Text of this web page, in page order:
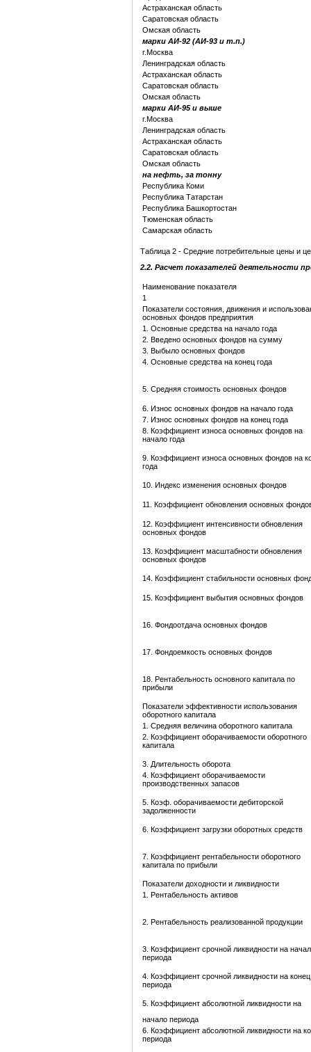
Астраханская область
Саратовская область
Омская область
марки АИ-92 (АИ-93 и т.п.)
г.Москва
Ленинградская область
Астраханская область
Саратовская область
Омская область
марки АИ-95 и выше
г.Москва
Ленинградская область
Астраханская область
Саратовская область
Омская область
на нефть, за тонну
Республика Коми
Республика Татарстан
Республика Башкортостан
Тюменская область
Самарская область
Таблица 2 - Средние потребительные цены и
2.2. Расчет показателей деятельности
Наименование показателя
1
Показатели состояния, движения и
основных фондов предприятия
1. Основные средства на начало года
2. Введено основных фондов на сумму
3. Выбыло основных фондов
4. Основные средства на конец года
5. Средняя стоимость основных фондов
6. Износ основных фондов на начало года
7. Износ основных фондов на конец года
8. Коэффициент износа основных фондов на
начало года
9. Коэффициент износа основных фондов на
года
10. Индекс изменения основных фондов
11. Коэффициент обновления основных
12. Коэффициент интенсивности обновления
основных фондов
13. Коэффициент масштабности обновления
основных фондов
14. Коэффициент стабильности основных
15. Коэффициент выбытия основных фондов
16. Фондоотдача основных фондов
17. Фондоемкость основных фондов
18. Рентабельность основного капитала по
прибыли
Показатели эффективности использования
оборотного капитала
1. Средняя величина оборотного капитала
2. Коэффициент оборачиваемости оборотного
капитала
3. Длительность оборота
4. Коэффициент оборачиваемости
производственных запасов
5. Коэф. оборачиваемости дебиторской
задолженности
6. Коэффициент загрузки оборотных средств
7. Коэффициент рентабельности оборотного
капитала по прибыли
Показатели доходности и ликвидности
1. Рентабельность активов
2. Рентабельность реализованной продукции
3. Коэффициент срочной ликвидности на
периода
4. Коэффициент срочной ликвидности на конец
периода
5. Коэффициент абсолютной ликвидности на
начало периода
6. Коэффициент абсолютной ликвидности на
периода